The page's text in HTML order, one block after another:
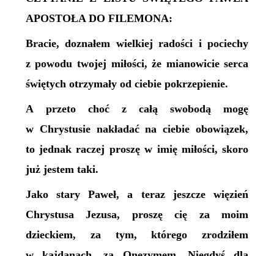
APOSTOŁA DO FILEMONA:
Bracie, doznałem wielkiej radości i pociechy
z powodu twojej miłości, że mianowicie serca
świętych otrzymały od ciebie pokrzepienie.
A przeto choć z całą swobodą mogę
w Chrystusie nakładać na ciebie obowiązek,
to jednak raczej proszę w imię miłości, skoro
już jestem taki.
Jako stary Paweł, a teraz jeszcze więzień
Chrystusa Jezusa, proszę cię za moim
dzieckiem, za tym, którego zrodziłem